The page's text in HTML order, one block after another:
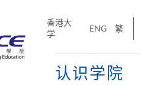
香港大
学
ENG 繁
认识学院